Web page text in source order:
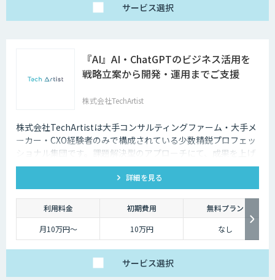
サービス選択
『AI』AI・ChatGPTのビジネス活用を
戦略立案から開発・運用までご支援
株式会社TechArtist
株式会社TechArtistは大手コンサルティングファーム・大手メ
ーカー・CXO経験者のみで構成されている少数精鋭プロフェッ
ショナル集団です。課題解決型のアプローチにて、成果を上げ
るソリューションを『高速』『高品質』『低予算』でご提供可
詳細を見る
利用料金 初期費用
無料プラン
月10万円〜
10万円 なし
サービス選択